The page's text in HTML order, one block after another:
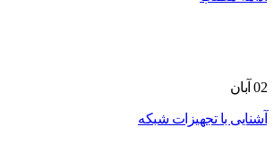
02 آبان
آشنایی با تجهیزات شبکه